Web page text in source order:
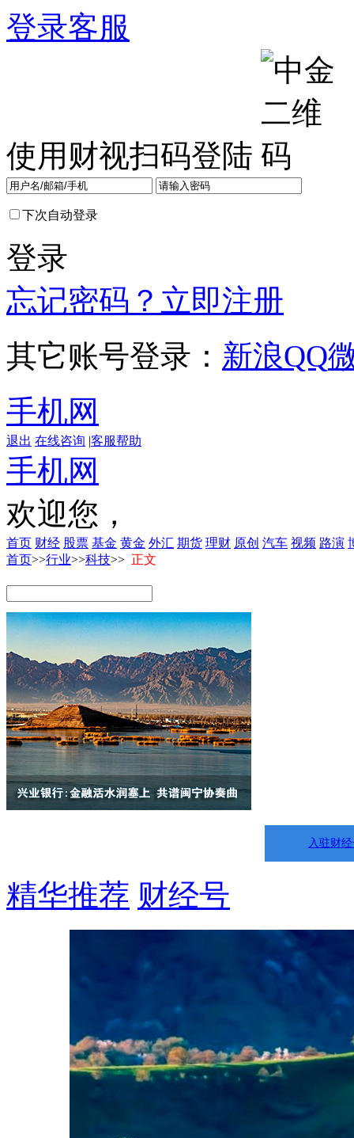
登录客服
使用财视扫码登陆
下次自动登录
登录
忘记密码？ 立即注册
其它账号登录： 新浪QQ
手机网
退出 在线咨询 |客服帮助
手机网
欢迎您，
首页 财经 股票 基金 黄金 外汇 期货 理财 原创 汽车 视频 路演
首页>>行业>>科技>> 正文
入驻财
精华推荐 财经号